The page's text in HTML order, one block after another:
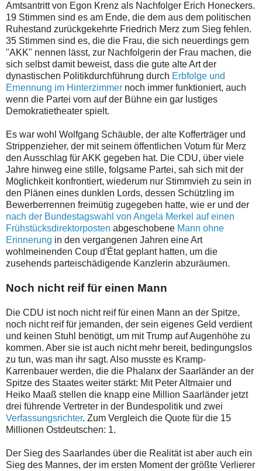
Amtsantritt von Egon Krenz als Nachfolger Erich Honeckers.
19 Stimmen sind es am Ende, die dem aus dem politischen
Ruhestand zurückgekehrte Friedrich Merz zum Sieg fehlen.
35 Stimmen sind es, die die Frau, die sich neuerdings gern
"AKK" nennen lässt, zur Nachfolgerin der Frau machen, die
sich selbst damit beweist, dass die gute alte Art der
dynastischen Politikdurchführung durch Erbfolge und
Ernennung im Hinterzimmer noch immer funktioniert, auch
wenn die Partei vorn auf der Bühne ein gar lustiges
Demokratietheater spielt.
Es war wohl Wolfgang Schäuble, der alte Kofferträger und
Strippenzieher, der mit seinem öffentlichen Votum für Merz
den Ausschlag für AKK gegeben hat. Die CDU, über viele
Jahre hinweg eine stille, folgsame Partei, sah sich mit der
Möglichkeit konfrontiert, wiederum nur Stimmvieh zu sein in
den Plänen eines dunklen Lords, dessen Schützling im
Bewerberrennen freimütig zugegeben hatte, wie er und der
nach der Bundestagswahl von Angela Merkel auf einen
Frühstücksdirektorposten abgeschobene Mann ohne
Erinnerung in den vergangenen Jahren eine Art
wohlmeinenden Coup d'État geplant hatten, um die
zusehends parteischädigende Kanzlerin abzuräumen.
Noch nicht reif für einen Mann
Die CDU ist noch nicht reif für einen Mann an der Spitze,
noch nicht reif für jemanden, der sein eigenes Geld verdient
und keinen Stuhl benötigt, um mit Trump auf Augenhöhe zu
kommen. Aber sie ist auch nicht mehr bereit, bedingungslos
zu tun, was man ihr sagt. Also musste es Kramp-
Karrenbauer werden, die die Phalanx der Saarländer an der
Spitze des Staates weiter stärkt: Mit Peter Altmaier und
Heiko Maaß stellen die knapp eine Million Saarländer jetzt
drei führende Vertreter in der Bundespolitik und zwei
Verfassungsrichter. Zum Vergleich die Quote für die 15
Millionen Ostdeutschen: 1.
Der Sieg des Saarlandes über die Realität ist aber auch ein
Sieg des Mannes, der im ersten Moment der größte Verlierer